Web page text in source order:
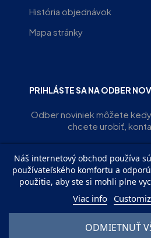
História objednávok
Mapa stránky
PRIHLÁSTE SA NA ODBER
Odber noviniek môžete
chcete urobiť,
© EVIRS OZ | Všetky práva
Náš internetový obchod používa
používateľského komfortu a
použitie, aby ste si mohli plne
Viac info
ODMIETNUŤ